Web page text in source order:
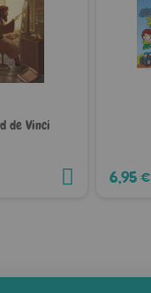
de Vinci
6,95 €